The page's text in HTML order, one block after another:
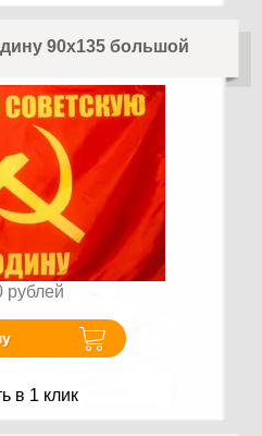
90х135 большой
рублей
в 1 клик